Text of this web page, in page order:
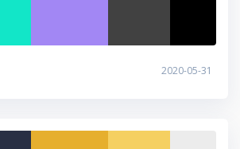
2020-05-31